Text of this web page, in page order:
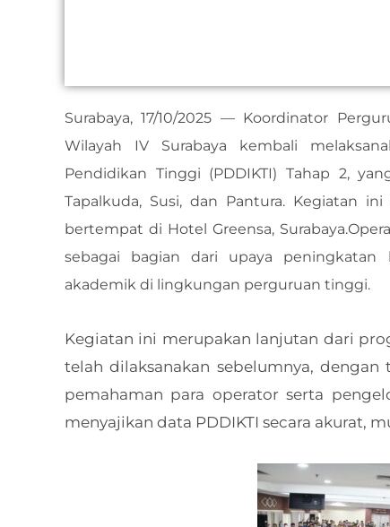
Surabaya, 17/10/2025 — Koordinator
Wilayah IV Surabaya kembali
Pendidikan Tinggi (PDDIKTI) Tahap 2,
Tapalkuda, Susi, dan Pantura. Kegiatan
bertempat di Hotel Greensa,
sebagai bagian dari upaya peningkatan
akademik di lingkungan perguruan tinggi.
Kegiatan ini merupakan lanjutan dari
telah dilaksanakan sebelumnya,
pemahaman para operator serta
menyajikan data PDDIKTI secara akurat,